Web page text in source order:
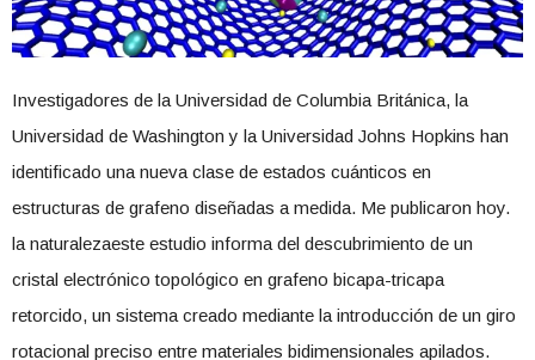
Investigadores de la Universidad de Columbia Británica, la
Universidad de Washington y la Universidad Johns Hopkins han
identificado una nueva clase de estados cuánticos en
estructuras de grafeno diseñadas a medida. Me publicaron hoy.
la naturalezaeste estudio informa del descubrimiento de un
cristal electrónico topológico en grafeno bicapa-tricapa
retorcido, un sistema creado mediante la introducción de un giro
rotacional preciso entre materiales bidimensionales apilados.